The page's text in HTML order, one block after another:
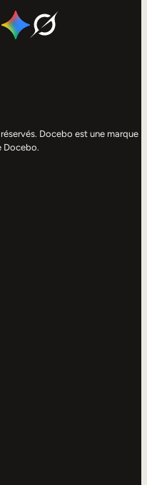
Docebo est une marque
Docebo.